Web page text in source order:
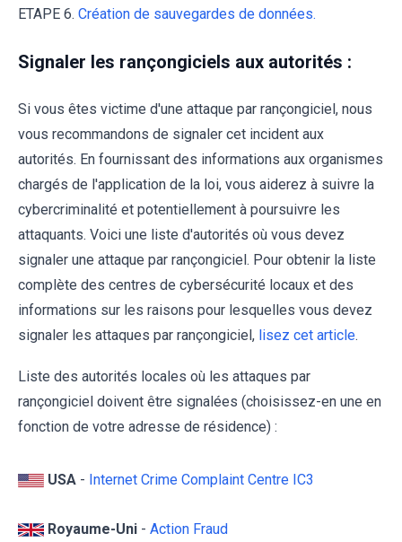
ETAPE 6. Création de sauvegardes de données.
Signaler les rançongiciels aux autorités :
Si vous êtes victime d'une attaque par rançongiciel, nous
vous recommandons de signaler cet incident aux
autorités. En fournissant des informations aux organismes
chargés de l'application de la loi, vous aiderez à suivre la
cybercriminalité et potentiellement à poursuivre les
attaquants. Voici une liste d'autorités où vous devez
signaler une attaque par rançongiciel. Pour obtenir la liste
complète des centres de cybersécurité locaux et des
informations sur les raisons pour lesquelles vous devez
signaler les attaques par rançongiciel, lisez cet article.
Liste des autorités locales où les attaques par
rançongiciel doivent être signalées (choisissez-en une en
fonction de votre adresse de résidence) :
USA - Internet Crime Complaint Centre IC3
Royaume-Uni - Action Fraud